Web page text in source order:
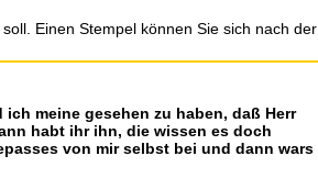
Einen Stempel können Sie sich nach der
meine gesehen zu haben, daß Herr
habt ihr ihn, die wissen es doch
von mir selbst bei und dann wars